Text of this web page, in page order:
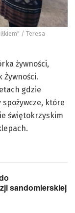
/ Teresa
żywności,
Żywności.
gdzie
które
świętokrzyskim
sandomierskiej